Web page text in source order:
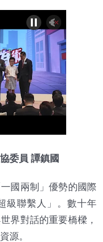
委員 譚鎮國
國兩制」優勢的國際
級聯繫人」。數十年
界對話的重要橋樑，
源。